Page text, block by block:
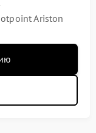
Ariston